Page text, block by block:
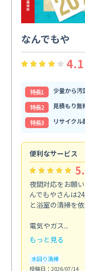
なんでもや
4.1
特⻑1
少量から汚
特⻑2
見積もり
特⻑3
リサイク
便利なサービス
夜間対応をお願
んでもやさんは
と浴室の清掃を依
電気やガス...
もっと見る
水回り清掃
投稿日：2026/07/14